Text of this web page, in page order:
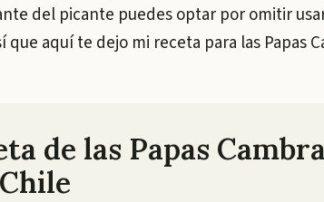
del picante puedes optar por omitir
que aquí te dejo mi receta para las Papas
de las Papas